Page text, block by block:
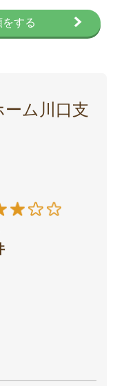
する
ム川口支